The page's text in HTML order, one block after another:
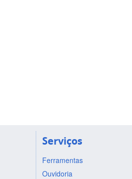
Serviços
Ferramentas
Ouvidoria